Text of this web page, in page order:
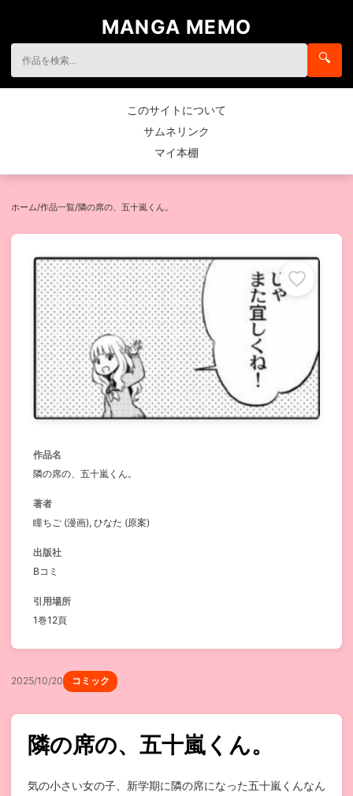
MANGA MEMO
🔍
このサイトについて
サムネリンク
マイ本棚
ホーム/作品一覧/隣の席の、五十嵐くん。
作品名
隣の席の、五十嵐くん。
著者
瞳ちご (漫画), ひなた (原案)
出版社
Bコミ
引用場所
1巻12頁
2025/10/20 コミック
隣の席の、五十嵐くん。
気の小さい女の子、新学期に隣の席になった五十嵐くんなん